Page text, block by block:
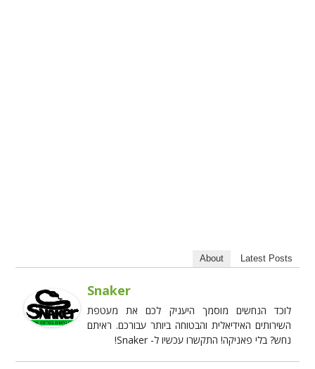
About Latest Posts
Snaker
לוכד הנחשים מוסמך היעניק לכם את מעטפת
השירותים האידיאלית והבטוחה ביותר עבורכם. ראיתם
נחש? בלי פאניקה! התקשרו עכשיו ל- Snaker!